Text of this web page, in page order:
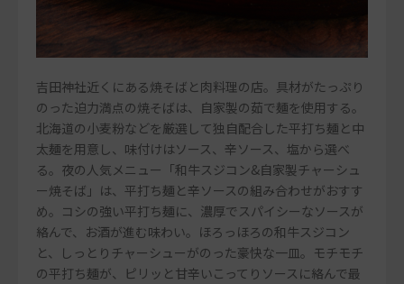
吉田神社近くにある焼そばと肉料理の店。具材がたっぷり
のった迫力満点の焼そばは、自家製の茹で麺を使用する。
北海道の小麦粉などを厳選して独自配合した平打ち麺と中
太麺を用意し、味付けはソース、辛ソース、塩から選べ
る。夜の人気メニュー「和牛スジコン&自家製チャーシュ
ー焼そば」は、平打ち麺と辛ソースの組み合わせがおすす
め。コシの強い平打ち麺に、濃厚でスパイシーなソースが
絡んで、お酒が進む味わい。ほろっほろの和牛スジコン
と、しっとりチャーシューがのった豪快な一皿。モチモチ
の平打ち麺が、ピリッと甘辛いこってりソースに絡んで最